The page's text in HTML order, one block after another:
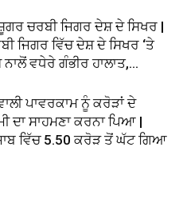
ਚਰਬੀ ਜਿਗਰ ਦੇਸ਼ ਦੇ ਸਿਖਰ |
ਜਿਗਰ ਵਿੱਚ ਦੇਸ਼ ਦੇ ਸਿਖਰ ‘ਤੇ
ਵਧੇਰੇ ਗੰਭੀਰ ਹਾਲਾਤ,...
ਪਾਵਰਕਾਮ ਨੂੰ ਕਰੋੜਾਂ ਦੇ
ਦਾ ਸਾਹਮਣਾ ਕਰਨਾ ਪਿਆ |
ਵਿੱਚ 5.50 ਕਰੋੜ ਤੋਂ ਘੱਟ ਗਿਆ